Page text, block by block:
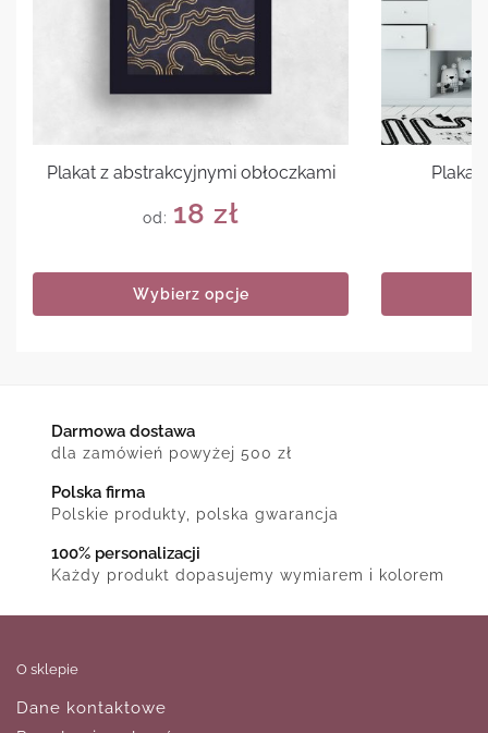
Plakat z abstrakcyjnymi obłoczkami
od: 18 zł
Wybierz opcje
Plakat
Darmowa dostawa
dla zamówień powyżej 500 zł
Polska firma
Polskie produkty, polska gwarancja
100% personalizacji
Każdy produkt dopasujemy wymiarem i kolorem
O sklepie
Dane kontaktowe